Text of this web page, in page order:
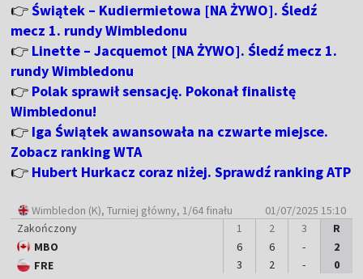
👉Świątek – Kudiermietowa [NA ŻYWO]. Śledź
mecz 1. rundy Wimbledonu
👉 Linette – Jacquemot [NA ŻYWO]. Śledź mecz 1.
rundy Wimbledonu
👉 Polak sprawił sensację. Pokonał finalistę
Wimbledonu!
👉 Iga Świątek awansowała na czwarte miejsce.
Zobacz ranking WTA
👉 Hubert Hurkacz coraz niżej. Sprawdź ranking ATP
Wimbledon (K), Turniej główny, 1/64 finału
01/07/2025 15:10
Zakończony
MBO
FRE
1
6
3
2
6
2
3
-
-
R
2
0